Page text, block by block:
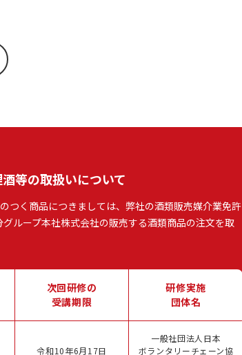
等の取扱いについて
つく商品につきましては、弊社の酒類販売媒介業免許
グループ本社株式会社の販売する酒類商品の注文を取
次回研修の
受講期限
研修実施
団体名
令和10年6月17日
一般社団法人日本
ボランタリーチェーン協